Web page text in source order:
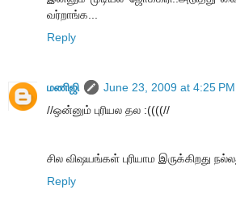
வர்றாங்க...
Reply
மணிஜி
June 23, 2009 at 4:25 PM
//ஒன்னும் புரியல தல :((((//
சில விஷயங்கள் புரியாம இருக்கிறது
Reply